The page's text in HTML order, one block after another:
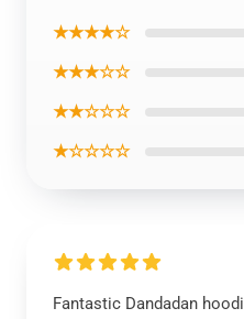
★★★★☆
★★★☆☆
★★☆☆☆
★☆☆☆☆
Fantastic Dandadan